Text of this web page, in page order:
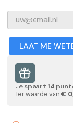
LAAT ME
Je spaart 14
Ter waarde van €